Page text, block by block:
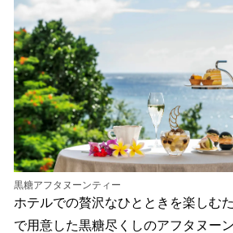
黒糖アフタヌーンティー
ホテルでの贅沢なひとときを楽しむ
で用意した黒糖尽くしのアフタヌー